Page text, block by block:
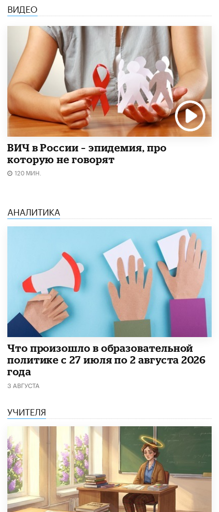
ВИДЕО
ВИЧ в России – эпидемия, про
которую не говорят
120 МИН.
АНАЛИТИКА
​Что произошло в образовательной
политике с 27 июля по 2 августа 2026
года
3 АВГУСТА
УЧИТЕЛЯ